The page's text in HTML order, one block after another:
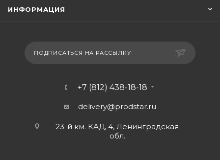
ИНФОРМАЦИЯ
ПОДПИСАТЬСЯ НА РАССЫЛКУ
+7 (812) 438-18-18
delivery@prodstar.ru
23-й км. КАД, 4, Ленинградская
обл.